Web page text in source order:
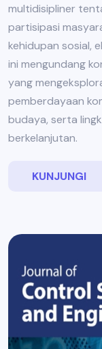
multidisipliner
partisipasi
kehidupan sosial,
ini mengundang
yang
pemberdayaan
budaya, serta
berkelanjutan.
KUNJUNGI